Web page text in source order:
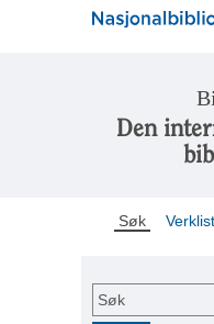
Den
Søk
Søk